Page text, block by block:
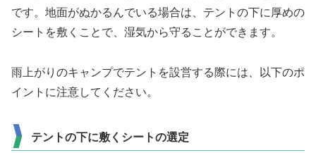
です。地面がぬかるんでいる場合は、テントの下に厚めの
シートを敷くことで、湿気から守ることができます。
雨上がりのキャンプでテントを設営する際には、以下のポ
イントに注意してください。
テントの下に敷くシートの選定